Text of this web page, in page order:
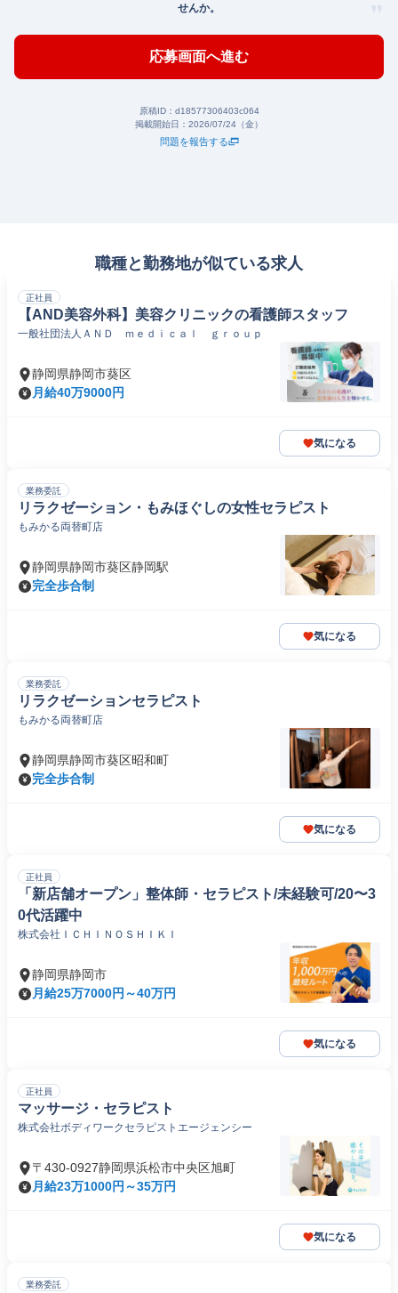
せんか。
応募画面へ進む
原稿ID： d18577306403c064
掲載開始日： 2026/07/24（金）
問題を報告する
職種と勤務地が似ている求人
正社員
【AND美容外科】美容クリニックの看護師スタッフ
一般社団法人ＡＮＤ ｍｅｄｉｃａｌ ｇｒｏｕｐ
静岡県静岡市葵区
月給40万9000円
気になる
業務委託
リラクゼーション・もみほぐしの女性セラピスト
もみかる両替町店
静岡県静岡市葵区静岡駅
完全歩合制
気になる
業務委託
リラクゼーションセラピスト
もみかる両替町店
静岡県静岡市葵区昭和町
完全歩合制
気になる
正社員
「新店舗オープン」整体師・セラピスト/未経験可/20〜3
0代活躍中
株式会社ＩＣＨＩＮＯＳＨＩＫＩ
静岡県静岡市
月給25万7000円～40万円
気になる
正社員
マッサージ・セラピスト
株式会社ボディワークセラピストエージェンシー
〒430-0927静岡県浜松市中央区旭町
月給23万1000円～35万円
気になる
業務委託